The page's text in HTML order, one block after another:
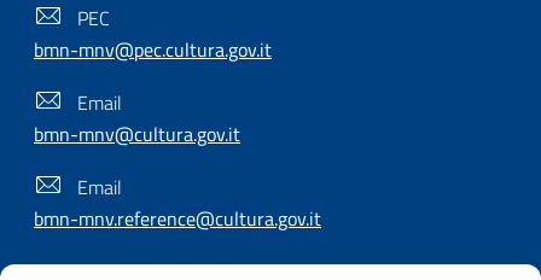
PEC
bmn-mnv@pec.cultura.gov.it
Email
bmn-mnv@cultura.gov.it
Email
bmn-mnv.reference@cultura.gov.it